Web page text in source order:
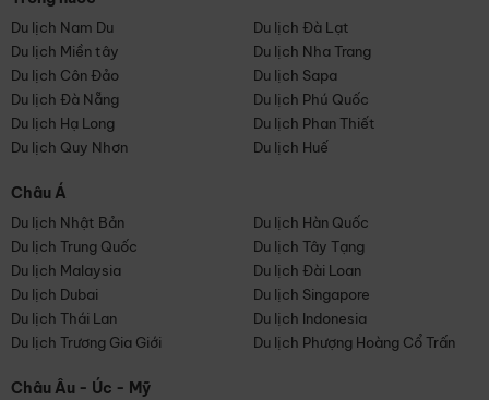
Du lịch Nam Du
Du lịch Đà Lạt
Du lịch Miền tây
Du lịch Nha Trang
Du lịch Côn Đảo
Du lịch Sapa
Du lịch Đà Nẵng
Du lịch Phú Quốc
Du lịch Hạ Long
Du lịch Phan Thiết
Du lịch Quy Nhơn
Du lịch Huế
Châu Á
Du lịch Nhật Bản
Du lịch Hàn Quốc
Du lịch Trung Quốc
Du lịch Tây Tạng
Du lịch Malaysia
Du lịch Đài Loan
Du lịch Dubai
Du lịch Singapore
Du lịch Thái Lan
Du lịch Indonesia
Du lịch Trương Gia Giới
Du lịch Phượng Hoàng Cổ Trấn
Châu Âu - Úc - Mỹ